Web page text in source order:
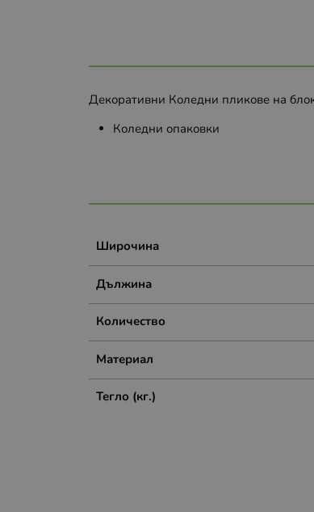
Декоративни Коледни пликове на
Коледни опаковки
Широчина
Дължина
Количество
Материал
Тегло (кг.)